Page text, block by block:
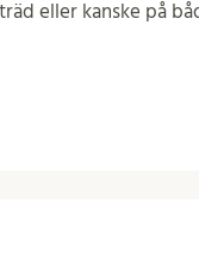
eller kanske på